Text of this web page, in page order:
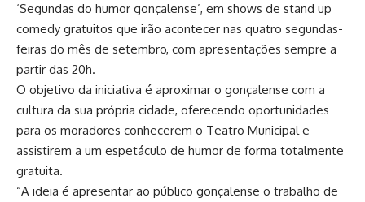
‘Segundas do humor gonçalense’, em shows de stand up
comedy gratuitos que irão acontecer nas quatro segundas-
feiras do mês de setembro, com apresentações sempre a
partir das 20h.
O objetivo da iniciativa é aproximar o gonçalense com a
cultura da sua própria cidade, oferecendo oportunidades
para os moradores conhecerem o Teatro Municipal e
assistirem a um espetáculo de humor de forma totalmente
gratuita.
“A ideia é apresentar ao público gonçalense o trabalho de